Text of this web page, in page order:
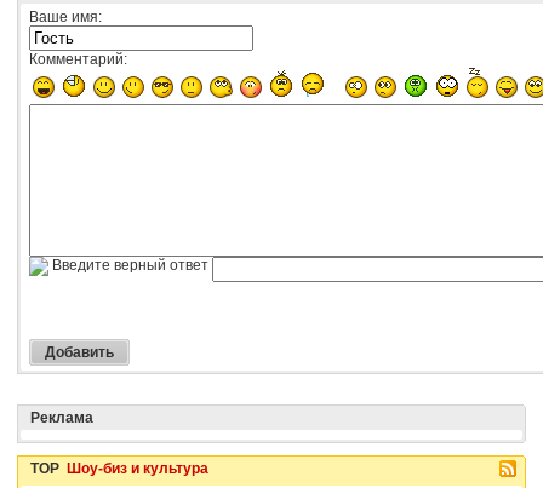
Ваше имя:
Комментарий:
Введите верный ответ
Реклама
TOP Шоу-биз и культура